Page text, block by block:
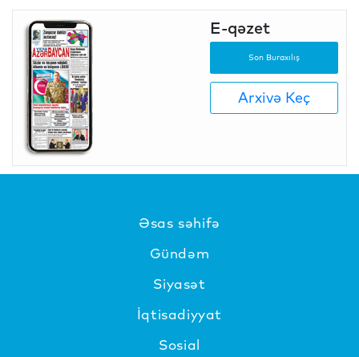
E-qəzet
Son Buraxılış
Arxivə Keç
Əsas səhifə
Gündəm
Siyasət
İqtisadiyyat
Sosial